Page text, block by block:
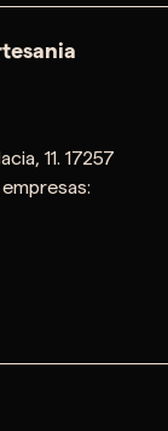
11. 17257